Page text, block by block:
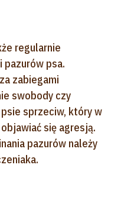
regularnie
pazurów psa.
zabiegami
swobody czy
sprzeciw, który w
się agresją.
pazurów należy